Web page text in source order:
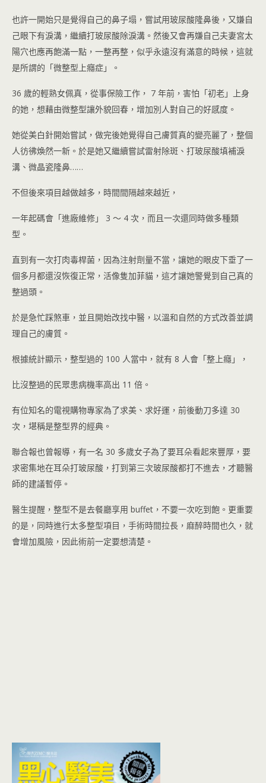
也許一開始只是覺得自己的鼻子塌，嘗試用玻尿酸隆鼻後，又嫌自
己眼下有淚溝，繼續打玻尿酸除淚溝。然後又會再嫌自己夫妻宮太
陽穴也應再飽滿一點，一整再整，似乎永遠沒有滿意的時候，這就
是所謂的「微整型上癮症」。
36 歲的輕熟女佩真，從事保險工作， 7 年前，害怕「初老」上身
的她，想藉由微整型讓外貌回春，增加別人對自己的好感度。
她從美白針開始嘗試，做完後她覺得自己膚質真的變亮麗了，整個
人彷彿煥然一新。於是她又繼續嘗試雷射除斑、打玻尿酸填補淚
溝、微晶瓷隆鼻……
不但後來項目越做越多，時間間隔越來越近，
一年起碼會「進廠維修」 3 ～ 4 次，而且一次還同時做多種類
型。
直到有一次打肉毒桿菌，因為注射劑量不當，讓她的眼皮下垂了一
個多月都還沒恢復正常，活像隻加菲貓，這才讓她警覺到自己真的
整過頭。
於是急忙踩煞車，並且開始改找中醫，以溫和自然的方式改善並調
理自己的膚質。
根據統計顯示，整型過的 100 人當中，就有 8 人會「整上癮」，
比沒整過的民眾患病機率高出 11 倍。
有位知名的電視購物專家為了求美、求好運，前後動刀多達 30
次，堪稱是整型界的經典。
聯合報也曾報導，有一名 30 多歲女子為了要耳朵看起來豐厚，要
求密集地在耳朵打玻尿酸，打到第三次玻尿酸都打不進去，才聽醫
師的建議暫停。
醫生提醒，整型不是去餐廳享用 buffet，不要一次吃到飽。更重要
的是，同時進行太多整型項目，手術時間拉長，麻醉時間也久，就
會增加風險，因此術前一定要想清楚。